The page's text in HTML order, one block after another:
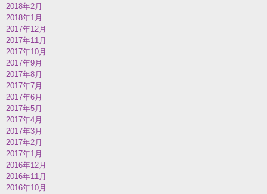
2018年2月
2018年1月
2017年12月
2017年11月
2017年10月
2017年9月
2017年8月
2017年7月
2017年6月
2017年5月
2017年4月
2017年3月
2017年2月
2017年1月
2016年12月
2016年11月
2016年10月